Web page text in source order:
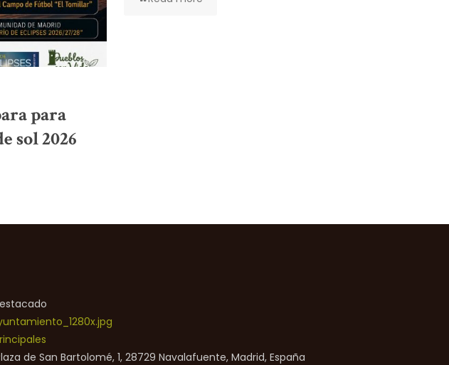
para
sol 2026
de San Bartolomé, 1, 28729 Navalafuente, Madrid, España